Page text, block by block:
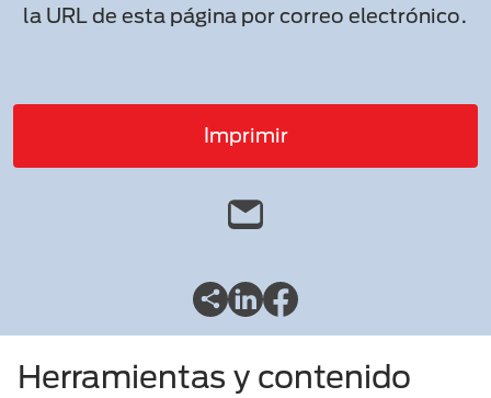
la URL de esta página por correo electrónico.
Imprimir
Herramientas y contenido